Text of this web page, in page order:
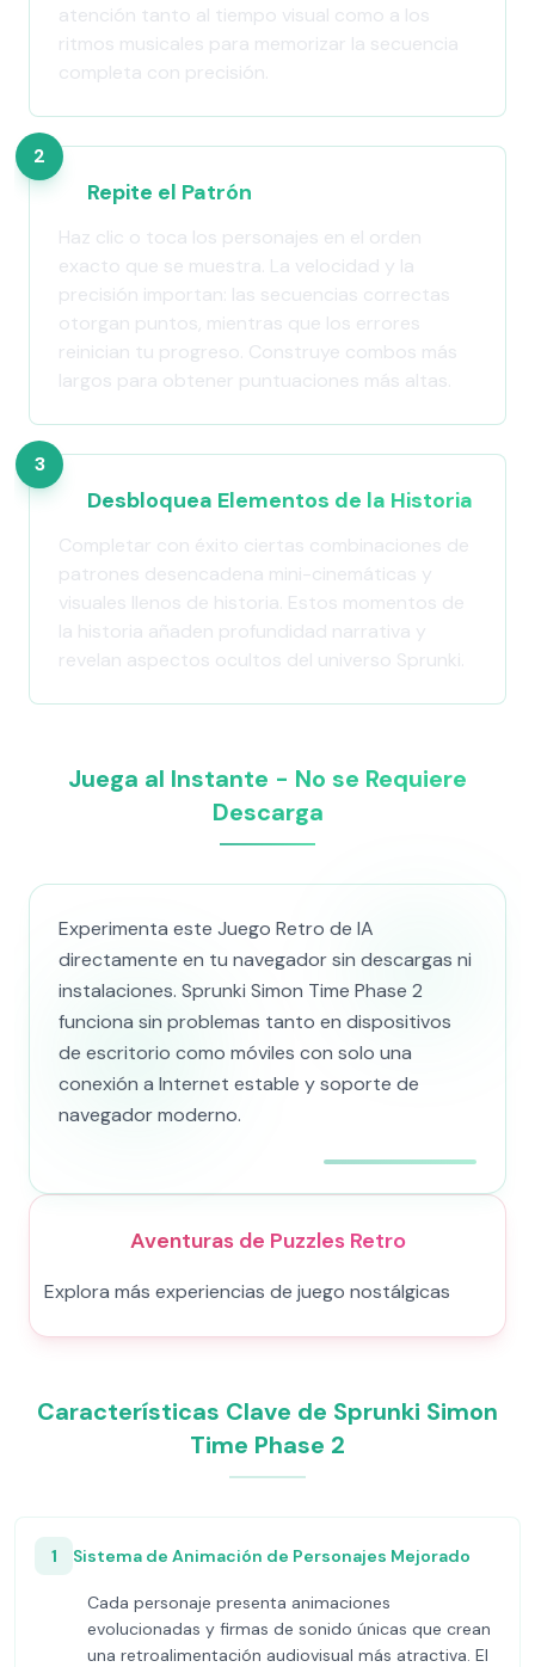
atención tanto al tiempo visual como a los
ritmos musicales para memorizar la secuencia
completa con precisión.
2
Repite el Patrón
Haz clic o toca los personajes en el orden
exacto que se muestra. La velocidad y la
precisión importan: las secuencias correctas
otorgan puntos, mientras que los errores
reinician tu progreso. Construye combos más
largos para obtener puntuaciones más altas.
3
Desbloquea Elementos de la Historia
Completar con éxito ciertas combinaciones de
patrones desencadena mini-cinemáticas y
visuales llenos de historia. Estos momentos de
la historia añaden profundidad narrativa y
revelan aspectos ocultos del universo Sprunki.
Juega al Instante - No se Requiere
Descarga
Experimenta este Juego Retro de IA
directamente en tu navegador sin descargas ni
instalaciones. Sprunki Simon Time Phase 2
funciona sin problemas tanto en dispositivos
de escritorio como móviles con solo una
conexión a Internet estable y soporte de
navegador moderno.
Aventuras de Puzzles Retro
Explora más experiencias de juego nostálgicas
Características Clave de Sprunki Simon
Time Phase 2
1 Sistema de Animación de Personajes Mejorado
Cada personaje presenta animaciones
evolucionadas y firmas de sonido únicas que crean
una retroalimentación audiovisual más atractiva. El